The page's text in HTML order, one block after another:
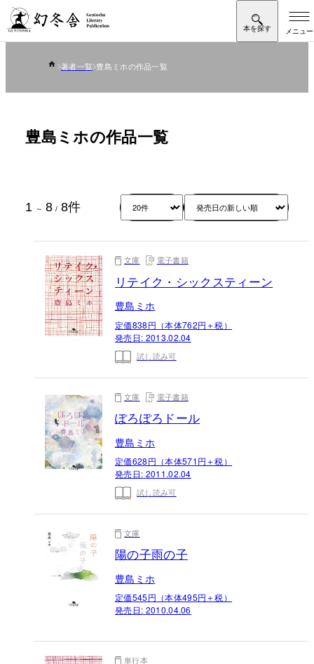
著者一覧 豊島ミホの作品一覧
豊島ミホの作品一覧
1 ～ 8 / 8件
文庫 電子書籍
リテイク・シックスティーン
豊島ミホ
定価838円（本体762円＋税）
発売日: 2013.02.04
試し読み可
文庫 電子書籍
ぽろぽろドール
豊島ミホ
定価628円（本体571円＋税）
発売日: 2011.02.04
試し読み可
文庫
陽の子雨の子
豊島ミホ
定価545円（本体495円＋税）
発売日: 2010.04.06
単行本